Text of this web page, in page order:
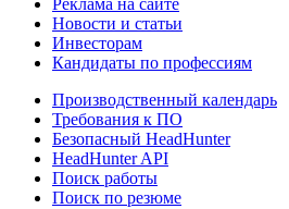
Реклама на сайте
Новости и статьи
Инвесторам
Кандидаты по профессиям
Производственный календарь
Требования к ПО
Безопасный HeadHunter
HeadHunter API
Поиск работы
Поиск по резюме